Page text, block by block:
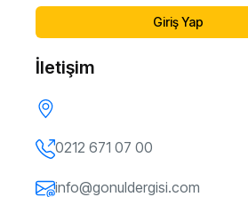
Giriş Yap
İletişim
0212 671 07 00
info@gonuldergisi.com